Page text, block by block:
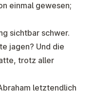
einmal gewesen;
sichtbar schwer.
jagen? Und die
trotz aller
letztendlich